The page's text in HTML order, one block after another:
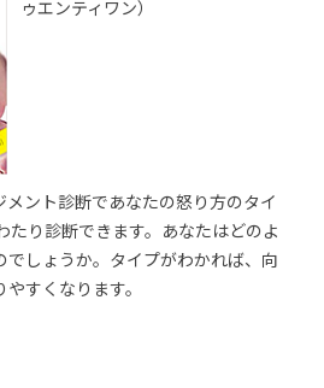
ゥエンティワン）
ント診断であなたの怒り方のタイ
たり診断できます。あなたはどのよ
でしょうか。タイプがわかれば、向
すくなります。